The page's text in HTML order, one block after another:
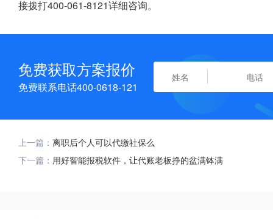
接拨打400-061-8121详细咨询。
免费获取方案报价
免费联系电话400-0618-121
上一篇： 离职后个人可以代缴社保么
下一篇： 用好智能报税软件，让代账老板挣的盆满钵满